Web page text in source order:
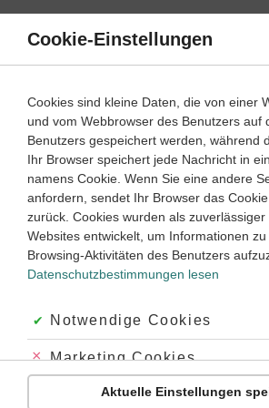
Direkt
Inhalt
Lernwege mit Erklär- und
Geschichte
Nach dem Römischen Reich: wie ging
#Karl der Große
#Erbmonarchie
#Wahlmonarchie
#Heiliges
#Karolinger
#Westfränkisches Reich
#Ostfränkisches Reich
#Papst Leo III.
#der dritte #3. #Pippin der
#Kaiserkrönung #800
Übung
Video
Cookie-Einstellungen
Cookies sind kleine Daten, die von einer
und vom Webbrowser des Benutzers auf
Benutzers gespeichert werden, während
Ihr Browser speichert jede Nachricht in
namens Cookie. Wenn Sie eine andere
anfordern, sendet Ihr Browser das
zurück. Cookies wurden als
Websites entwickelt, um Informationen
Browsing-Aktivitäten des Benutzers
Datenschutzbestimmungen lesen
Akzeptiert:
Notwendige Cookies
Abgelehnt:
Marketing Cookies
Abgelehnt:
Personalisierungs-Cookies
Aktuelle Einstellungen